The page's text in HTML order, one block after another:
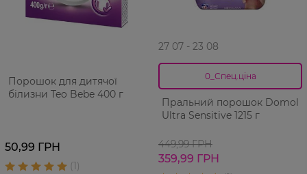
Порошок для дитячої
білизни Teo Bebe 400 г
50,99 ГРН
27 07 - 23 08
0_Спец.ціна
Пральний порошок Domol
Ultra Sensitive 1215 г
449,99 ГРН
359,99 ГРН